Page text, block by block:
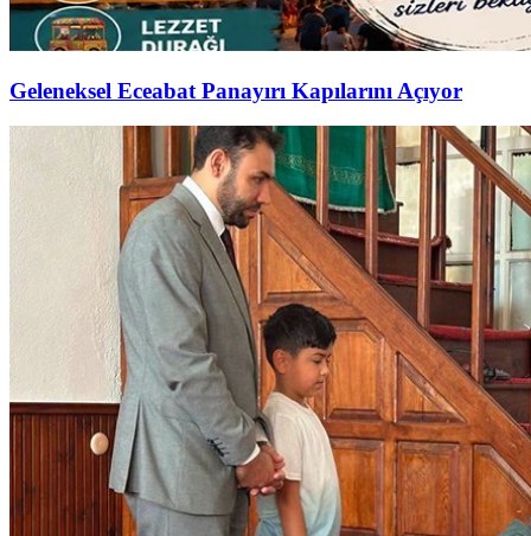
Geleneksel Eceabat Panayırı Kapılarını Açıyor